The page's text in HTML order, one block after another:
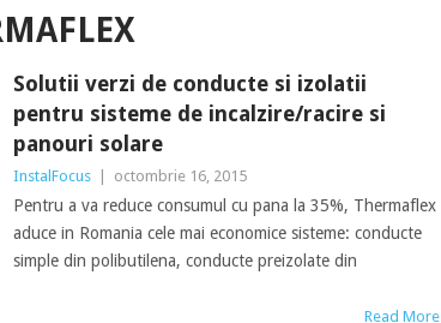
Solutii verzi de conducte si izolatii
pentru sisteme de incalzire/racire si
panouri solare
InstalFocus octombrie 16, 2015
Pentru a va reduce consumul cu pana la 35%, Thermaflex
aduce in Romania cele mai economice sisteme: conducte
simple din polibutilena, conducte preizolate din
Read More